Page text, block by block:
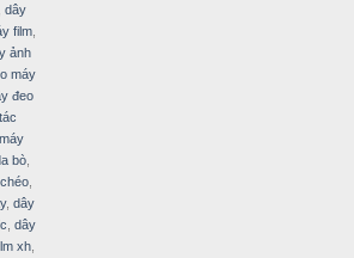
dây
film,
ảnh
máy
đeo
bò
,
, dây
dây
xh,